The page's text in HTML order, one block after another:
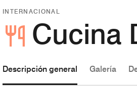
INTERNACIONAL
Cucina
Descripción general Galería